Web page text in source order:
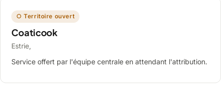
○ Territoire ouvert
Coaticook
Estrie,
Service offert par l'équipe centrale en attendant l'attribution.